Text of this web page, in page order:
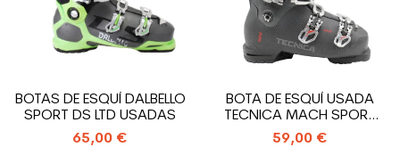
BOTAS DE ESQUÍ DALBELLO
SPORT DS LTD USADAS
65,00 €
BOTA DE ESQUÍ USADA
TECNICA MACH SPORT
MV RT 110 XR
59,00 €